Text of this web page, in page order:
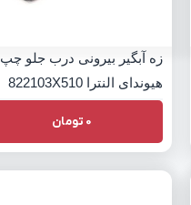
زه آبگیر بیرونی درب جلو چپ
هیوندای النترا 822103X510
0 تومان